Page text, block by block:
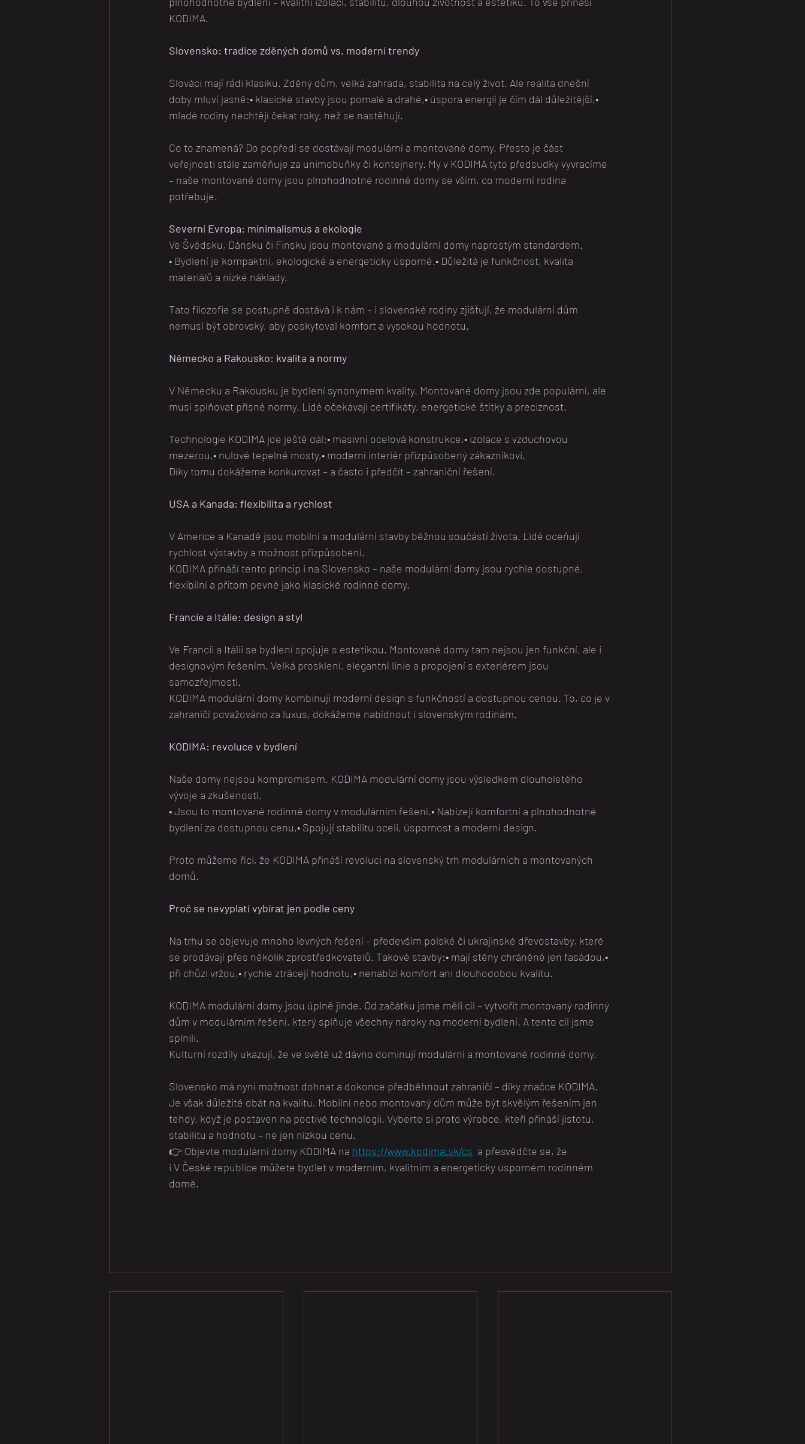
KODIMA.
Slovensko: tradice zděných domů vs. moderní trendy
Slováci mají rádi klasiku. Zděný dům, velká zahrada, stabilita na celý život. Ale realita dnešní
doby mluví jasně:• klasické stavby jsou pomalé a drahé,• úspora energií je čím dál důležitější,•
mladé rodiny nechtějí čekat roky, než se nastěhují.
Co to znamená? Do popředí se dostávají modulární a montované domy. Přesto je část
veřejnosti stále zaměňuje za unimobuňky či kontejnery. My v KODIMA tyto předsudky vyvracíme
– naše montované domy jsou plnohodnotné rodinné domy se vším, co moderní rodina
potřebuje.
Severní Evropa: minimalismus a ekologie
Ve Švédsku, Dánsku či Finsku jsou montované a modulární domy naprostým standardem.
• Bydlení je kompaktní, ekologické a energeticky úsporné.• Důležitá je funkčnost, kvalita
materiálů a nízké náklady.
Tato filozofie se postupně dostává i k nám – i slovenské rodiny zjišťují, že modulární dům
nemusí být obrovský, aby poskytoval komfort a vysokou hodnotu.
Německo a Rakousko: kvalita a normy
V Německu a Rakousku je bydlení synonymem kvality. Montované domy jsou zde populární, ale
musí splňovat přísné normy. Lidé očekávají certifikáty, energetické štítky a preciznost.
Technologie KODIMA jde ještě dál:• masivní ocelová konstrukce,• izolace s vzduchovou
mezerou,• nulové tepelné mosty,• moderní interiér přizpůsobený zákazníkovi.
Díky tomu dokážeme konkurovat – a často i předčít – zahraniční řešení.
USA a Kanada: flexibilita a rychlost
V Americe a Kanadě jsou mobilní a modulární stavby běžnou součástí života. Lidé oceňují
rychlost výstavby a možnost přizpůsobení.
KODIMA přináší tento princip i na Slovensko – naše modulární domy jsou rychle dostupné,
flexibilní a přitom pevné jako klasické rodinné domy.
Francie a Itálie: design a styl
Ve Francii a Itálii se bydlení spojuje s estetikou. Montované domy tam nejsou jen funkční, ale i
designovým řešením. Velká prosklení, elegantní linie a propojení s exteriérem jsou
samozřejmostí.
KODIMA modulární domy kombinují moderní design s funkčností a dostupnou cenou. To, co je v
zahraničí považováno za luxus, dokážeme nabídnout i slovenským rodinám.
KODIMA: revoluce v bydlení
Naše domy nejsou kompromisem. KODIMA modulární domy jsou výsledkem dlouholetého
vývoje a zkušeností.
• Jsou to montované rodinné domy v modulárním řešení.• Nabízejí komfortní a plnohodnotné
bydlení za dostupnou cenu.• Spojují stabilitu oceli, úspornost a moderní design.
Proto můžeme říci, že KODIMA přináší revoluci na slovenský trh modulárních a montovaných
domů.
Proč se nevyplatí vybírat jen podle ceny
Na trhu se objevuje mnoho levných řešení – především polské či ukrajinské dřevostavby, které
se prodávají přes několik zprostředkovatelů. Takové stavby:• mají stěny chráněné jen fasádou,•
při chůzi vržou,• rychle ztrácejí hodnotu,• nenabízí komfort ani dlouhodobou kvalitu.
KODIMA modulární domy jsou úplně jinde. Od začátku jsme měli cíl – vytvořit montovaný rodinný
dům v modulárním řešení, který splňuje všechny nároky na moderní bydlení. A tento cíl jsme
splnili.
Kulturní rozdíly ukazují, že ve světě už dávno dominují modulární a montované rodinné domy.
Slovensko má nyní možnost dohnat a dokonce předběhnout zahraničí – díky značce KODIMA.
Je však důležité dbát na kvalitu. Mobilní nebo montovaný dům může být skvělým řešením jen
tehdy, když je postaven na poctivé technologii. Vyberte si proto výrobce, kteří přináší jistotu,
stabilitu a hodnotu – ne jen nízkou cenu.
👉 Objevte modulární domy KODIMA na https://www.kodima.sk/cs a přesvědčte se, že
i V České republice můžete bydlet v moderním, kvalitním a energeticky úsporném rodinném
domě.